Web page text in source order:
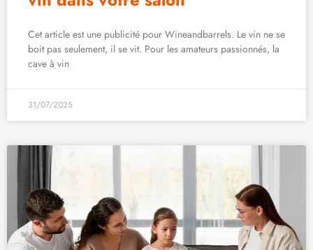
Cet article est une publicité pour Wineandbarrels. Le vin ne se
boit pas seulement, il se vit. Pour les amateurs passionnés, la
cave à vin
31/07/2025